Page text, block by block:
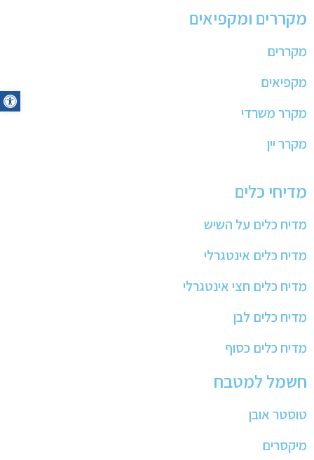
מקררים ומקפיאים
מקררים
מקפיאים
מקרר משרדי
מקרר יין
מדיחי כלים
מדיח כלים על השיש
מדיח כלים אינטגרלי
מדיח כלים חצי אינטגרלי
מדיח כלים לבן
מדיח כלים כסוף
חשמל למטבח
טוסטר אובן
מיקסרים